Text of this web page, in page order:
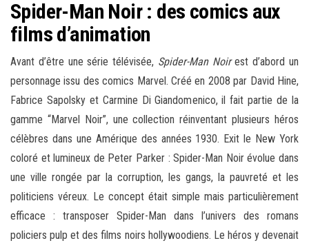
Spider-Man Noir : des comics aux
films d’animation
Avant d’être une série télévisée, Spider-Man Noirest d’abord un
personnage issu des comics Marvel. Créé en 2008 par David Hine,
Fabrice Sapolsky et Carmine Di Giandomenico, il fait partie de la
gamme “Marvel Noir”, une collection réinventant plusieurs héros
célèbres dans une Amérique des années 1930. Exit le New York
coloré et lumineux de Peter Parker : Spider-Man Noir évolue dans
une ville rongée par la corruption, les gangs, la pauvreté et les
politiciens véreux. Le concept était simple mais particulièrement
efficace : transposer Spider-Man dans l’univers des romans
policiers pulp et des films noirs hollywoodiens. Le héros y devenait